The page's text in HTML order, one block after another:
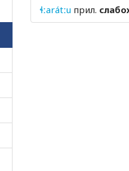
ɬːarátːu прил.